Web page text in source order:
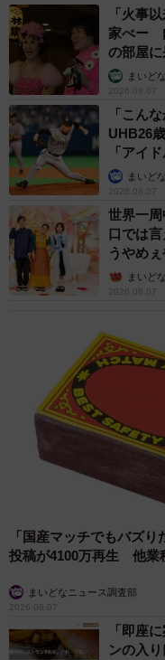
看板猫の役割は他の猫に譲
て、ちゃんとやってるか様子
ん）
カギはやんちゃでツン
す。小さいころから店
ドアが開く前にタタタ
いました。それで人気
い」とお客さんがたく
「火事
家ぺー
の部屋
まいど
2026.08.07
「こん
UHB26
「アイ
か」まいど
2026.08.07
世界一
口では
うやめ
ん】まいど
2026.08.07
「国産マッチでもバズ
投稿が4100万再生 他業
まいどなニュース調査部
2026.08.07
「即座
ンの入